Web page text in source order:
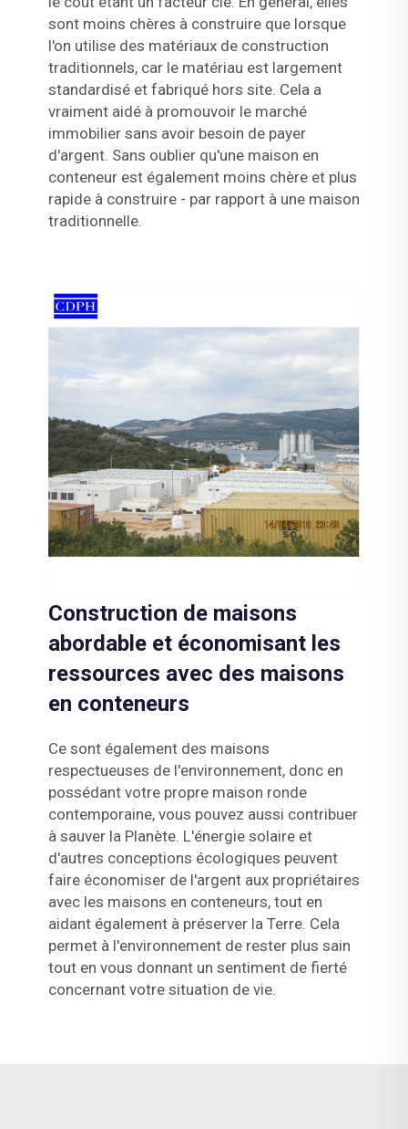
sont moins chères à construire que lorsque
l'on utilise des matériaux de construction
traditionnels, car le matériau est largement
standardisé et fabriqué hors site. Cela a
vraiment aidé à promouvoir le marché
immobilier sans avoir besoin de payer
d'argent. Sans oublier qu'une maison en
conteneur est également moins chère et plus
rapide à construire - par rapport à une maison
traditionnelle.
Construction de maisons
abordable et économisant les
ressources avec des maisons
en conteneurs
Ce sont également des maisons
respectueuses de l'environnement, donc en
possédant votre propre maison ronde
contemporaine, vous pouvez aussi contribuer
à sauver la Planète. L'énergie solaire et
d'autres conceptions écologiques peuvent
faire économiser de l'argent aux propriétaires
avec les maisons en conteneurs, tout en
aidant également à préserver la Terre. Cela
permet à l'environnement de rester plus sain
tout en vous donnant un sentiment de fierté
concernant votre situation de vie.